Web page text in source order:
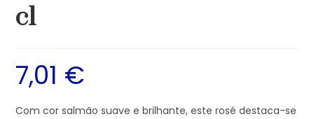
cl
7,01 €
Com cor salmão suave e brilhante, este rosé destaca-se